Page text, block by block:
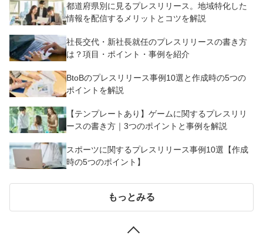
都道府県別に見るプレスリリース。地域特化した
情報を配信するメリットとコツを解説
社長交代・新社長就任のプレスリリースの書き方
は？項目・ポイント・事例を紹介
BtoBのプレスリリース事例10選と作成時の5つの
ポイントを解説
【テンプレートあり】ゲームに関するプレスリリ
ースの書き方｜3つのポイントと事例を解説
スポーツに関するプレスリリース事例10選【作成
時の5つのポイント】
もっとみる